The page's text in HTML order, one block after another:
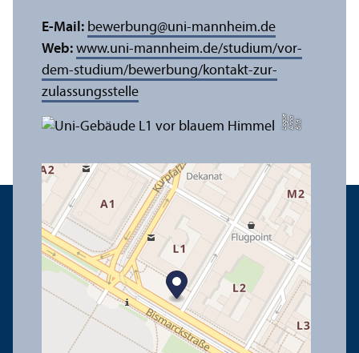
Bil
d:
A
n
n
aL
o
g
u
e
E-Mail: bewerbung@uni-mannheim.de
Web: www.uni-mannheim.de/studium/vor-
dem-studium/bewerbung/kontakt-zur-
zulassungs­stelle